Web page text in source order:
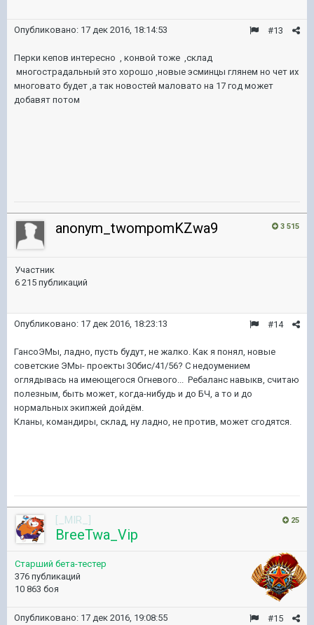
#13
Опубликовано: 17 дек 2016, 18:14:53
Перки кепов интересно , конвой тоже ,склад
многострадальный это хорошо ,новые эсминцы глянем но чет их
многовато будет ,а так новостей маловато на 17 год может
добавят потом
3 515
anonym_twompomKZwa9
Участник
6 215 публикаций
#14
Опубликовано: 17 дек 2016, 18:23:13
ГансоЭМы, ладно, пусть будут, не жалко. Как я понял, новые
советские ЭМы- проекты 30бис/41/56? С недоумением
оглядывась на имеющегося Огневого... Ребаланс навыкв, считаю
полезным, быть может, когда-нибудь и до БЧ, а то и до
нормальных экипжей дойдём.
Кланы, командиры, склад, ну ладно, не против, может сгодятся.
25
[_MIR_]
BreeTwa_Vip
Старший бета-тестер
376 публикаций
10 863 боя
#15
Опубликовано: 17 дек 2016, 19:08:55